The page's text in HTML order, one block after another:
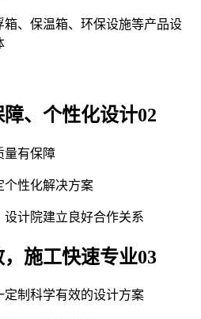
、保温箱、环保设施等产品设
、个性化设计02
量有保障
个性化解决方案
计院建立良好合作关系
施工快速专业03
制科学有效的设计方案